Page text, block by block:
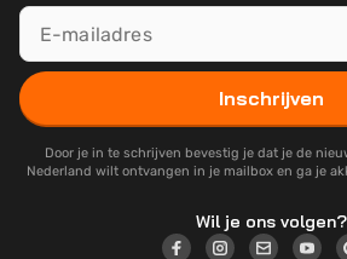
Inschrijven
Door je in te schrijven bevestig je dat je de
Nederland wilt ontvangen in je mailbox en ga je
Wil je ons volgen?